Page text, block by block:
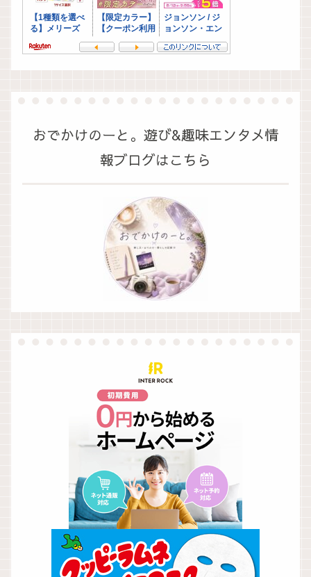
おでかけのーと。遊び&趣味エンタメ情
報ブログはこちら